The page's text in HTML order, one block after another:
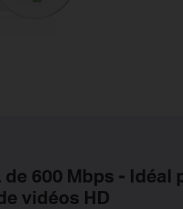
de 600 Mbps - Idéal
vidéos HD